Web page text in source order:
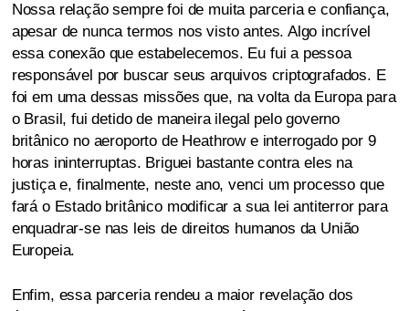
Nossa relação sempre foi de muita parceria e confiança,
apesar de nunca termos nos visto antes. Algo incrível
essa conexão que estabelecemos. Eu fui a pessoa
responsável por buscar seus arquivos criptografados. E
foi em uma dessas missões que, na volta da Europa para
o Brasil, fui detido de maneira ilegal pelo governo
britânico no aeroporto de Heathrow e interrogado por 9
horas ininterruptas. Briguei bastante contra eles na
justiça e, finalmente, neste ano, venci um processo que
fará o Estado britânico modificar a sua lei antiterror para
enquadrar-se nas leis de direitos humanos da União
Europeia.
Enfim, essa parceria rendeu a maior revelação dos